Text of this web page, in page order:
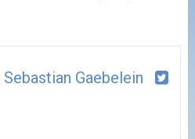
Sebastian Gaebelein